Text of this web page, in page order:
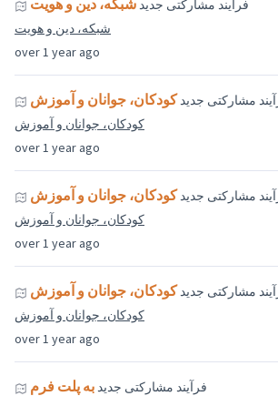
over 1 year ago
فرآیند مشارکتی جدیدشبکه، دین و هویت
شبکه، دین و هویت
over 1 year ago
مشارکتی جدیدکودکان، جوانان و آموزش
کودکان، جوانان و آموزش
over 1 year ago
مشارکتی جدیدکودکان، جوانان و آموزش
کودکان، جوانان و آموزش
over 1 year ago
مشارکتی جدیدکودکان، جوانان و آموزش
کودکان، جوانان و آموزش
فرآیند مشارکتی جدیدبه پلت فرم